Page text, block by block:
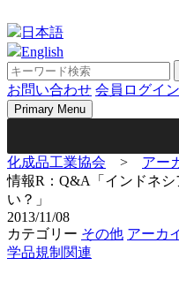
to
content
日本語
English
お問い合わせ 会員ログイン
Primary Menu
化成品工業協会 > アー
情報R：Q&A「インドネ
い？」
2013/11/08
カテゴリー その他 アーカ
学品規制関連